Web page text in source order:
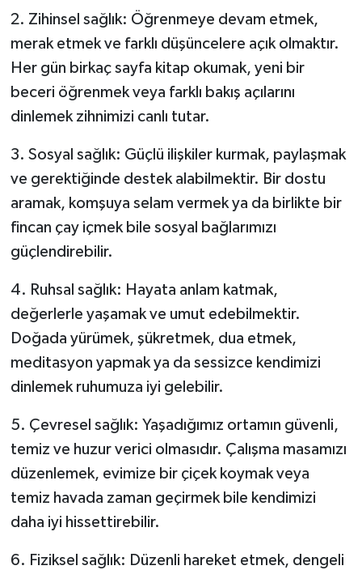
2. Zihinsel sağlık: Öğrenmeye devam etmek,
merak etmek ve farklı düşüncelere açık olmaktır.
Her gün birkaç sayfa kitap okumak, yeni bir
beceri öğrenmek veya farklı bakış açılarını
dinlemek zihnimizi canlı tutar.
3. Sosyal sağlık: Güçlü ilişkiler kurmak, paylaşmak
ve gerektiğinde destek alabilmektir. Bir dostu
aramak, komşuya selam vermek ya da birlikte bir
fincan çay içmek bile sosyal bağlarımızı
güçlendirebilir.
4. Ruhsal sağlık: Hayata anlam katmak,
değerlerle yaşamak ve umut edebilmektir.
Doğada yürümek, şükretmek, dua etmek,
meditasyon yapmak ya da sessizce kendimizi
dinlemek ruhumuza iyi gelebilir.
5. Çevresel sağlık: Yaşadığımız ortamın güvenli,
temiz ve huzur verici olmasıdır. Çalışma masamızı
düzenlemek, evimize bir çiçek koymak veya
temiz havada zaman geçirmek bile kendimizi
daha iyi hissettirebilir.
6. Fiziksel sağlık: Düzenli hareket etmek, dengeli